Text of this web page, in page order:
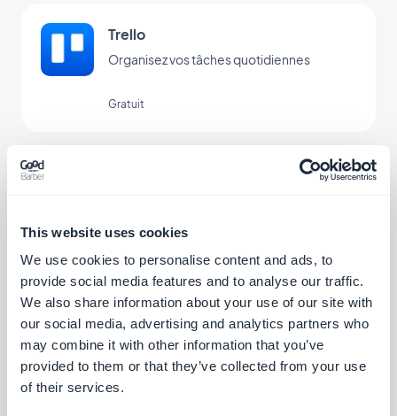
This website uses cookies
We use cookies to personalise content and ads, to
provide social media features and to analyse our traffic.
We also share information about your use of our site with
our social media, advertising and analytics partners who
may combine it with other information that you’ve
provided to them or that they’ve collected from your use
of their services.
Trello
Organisez vos tâches quotidiennes
Gratuit
Slack
Simplifiez votre communication d'équipe
Gratuit